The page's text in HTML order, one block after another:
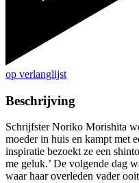
op verlanglijst
Beschrijving
Schrijfster Noriko Morishita
moeder in huis en kampt met
inspiratie bezoekt ze een
me geluk.’ De volgende dag
waar haar overleden vader